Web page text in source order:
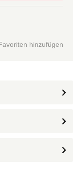
hinzufügen